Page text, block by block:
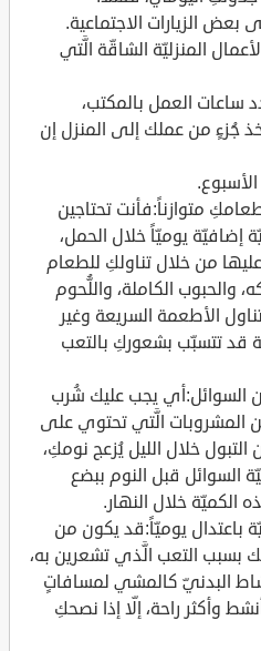
بعض الزيارات الاجتماعية.
المنزليّة الشاقّة الَّتي
ساعات العمل بالمكتب،
جُزءٍ من عملك إلى المنزل إن
متوازناً:فأنت تحتاجين
إضافيّة يوميّاً خلال الحمل،
من خلال تناولكِ للطعام
والحبوب الكاملة، واللُّحوم
الأطعمة السريعة وغير
قد تتسبّب بشعوركِ بالتعب
السوائل:أي يجب عليك شُرب
عن المشروبات الَّتي تحتوي على
خلال الليل يُزعج نومكِ،
السوائل قبل النوم ببضع
خلال النهار.
باعتدال يوميّاً:قد يكون من
بسبب التعب الَّذي تشعرين به،
البدنيّ كالمشي لمسافاتٍ
وأكثر راحة، إلّا إذا نصحكِ